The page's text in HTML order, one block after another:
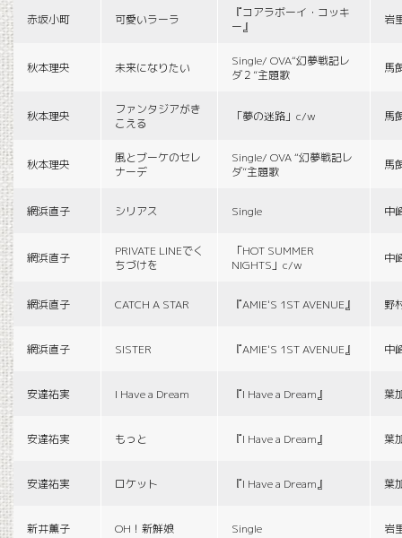
赤坂小町 可愛いラーラ
『コアラボーイ・コッキ
ー』
岩
秋本理央 未来になりたい
Single/ OVA“幻夢戦記レ
ダ２”主題歌
馬
秋本理央
ファンタジアがき
こえる
「夢の迷路」c/w 馬
秋本理央
風とブーケのセレ
ナーデ
Single/ OVA “幻夢戦記レ
ダ”主題歌
馬
網浜直子 シリアス Single 中
網浜直子
PRIVATE LINEでく
ちづけを
「HOT SUMMER
NIGHTS」c/w
中
網浜直子 CATCH A STAR 『AMIE'S 1ST AVENUE』 野
網浜直子 SISTER 『AMIE'S 1ST AVENUE』 中
安達祐実 I Have a Dream 『I Have a Dream』 葉
安達祐実 もっと 『I Have a Dream』 葉
安達祐実 ロケット 『I Have a Dream』 葉
新井薫子 OH！新鮮娘 Single 岩